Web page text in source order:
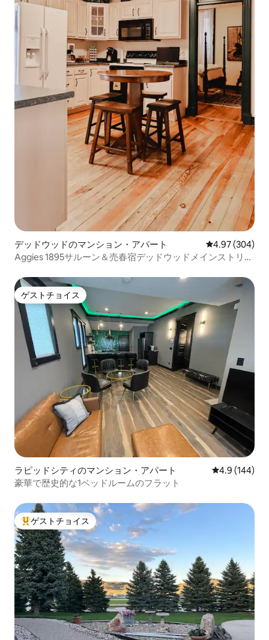
デッドウッドのマンション・アパート レビュー304
4.97 (304)
Aggies 1895サルーン＆売春宿デッドウッドメインストリー
ゲストチョイス
ゲストチョイス
ラピッドシティのマンション・アパート レビュー144
4.9 (144)
豪華で歴史的な1ベッドルームのフラット
大好評のゲストチョイスです。
ゲストチョイス